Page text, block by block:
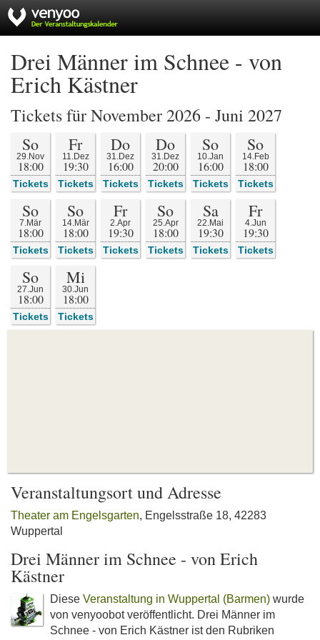
Drei Männer im Schnee - von
Erich Kästner
Tickets für November 2026 - Juni 2027
So
29.Nov
18:00
Tickets
Fr
11.Dez
19:30
Tickets
Do
31.Dez
16:00
Tickets
Do
31.Dez
20:00
Tickets
So
10.Jan
16:00
Tickets
So
14.Feb
18:00
Tickets
So
7.Mär
18:00
Tickets
So
14.Mär
18:00
Tickets
Fr
2.Apr
19:30
Tickets
So
25.Apr
18:00
Tickets
Sa
22.Mai
19:30
Tickets
Fr
4.Jun
19:30
Tickets
So
27.Jun
18:00
Tickets
Mi
30.Jun
18:00
Tickets
Veranstaltungsort und Adresse
Theater am Engelsgarten, Engelsstraße 18, 42283
Wuppertal
Drei Männer im Schnee - von Erich
Kästner
Diese Veranstaltung in Wuppertal (Barmen) wurde
von venyoobot veröffentlicht. Drei Männer im
Schnee - von Erich Kästner ist den Rubriken